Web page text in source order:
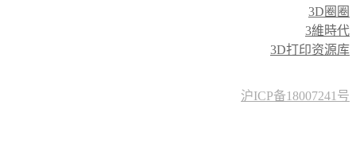
3D圈圈
3維時代
3D打印资源库
沪ICP备18007241号